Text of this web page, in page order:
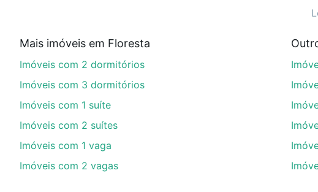
Qual o preço de Imóveis com 2 vagas à venda em
Aqui na Loft temos a oferta ideal para você, com Imóveis
financiamento imobiliário as parcelas podem se adequar ao
portal quanto custa comprar um apartamento e conte com a
Mais imóveis em Floresta
Imóveis com 2 dormitórios
Imóveis com 3 dormitórios
Imóveis com 1 suíte
Imóveis com 2 suítes
Imóveis com 1 vaga
Imóveis com 2 vagas